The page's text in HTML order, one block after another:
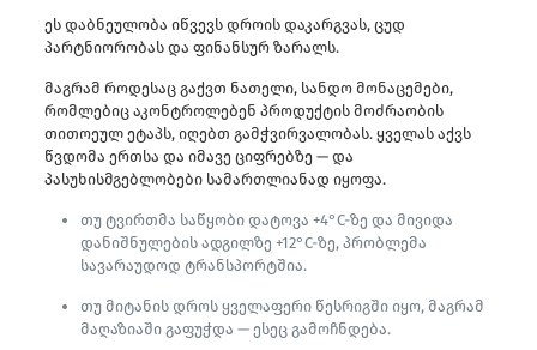
ეს დაბნეულობა იწვევს დროის დაკარგვას, ცუდ
პარტნიორობას და ფინანსურ ზარალს.
მაგრამ როდესაც გაქვთ ნათელი, სანდო მონაცემები,
რომლებიც აკონტროლებენ პროდუქტის მოძრაობის
თითოეულ ეტაპს, იღებთ გამჭვირვალობას. ყველას აქვს
წვდომა ერთსა და იმავე ციფრებზე — და
პასუხისმგებლობები სამართლიანად იყოფა.
თუ ტვირთმა საწყობი დატოვა +4°C-ზე და მივიდა
დანიშნულების ადგილზე +12°C-ზე, პრობლემა
სავარაუდოდ ტრანსპორტშია.
თუ მიტანის დროს ყველაფერი წესრიგში იყო, მაგრამ
მაღაზიაში გაფუჭდა — ესეც გამოჩნდება.